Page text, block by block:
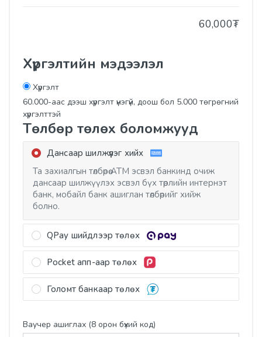
60,000₮
Хүргэлтийн мэдээлэл
Хүргэлт
60.000-аас дээш хүргэлт үнэгүй, доош бол 5.000 төгрөгний
хүргэлттэй
Төлбөр төлөх боломжууд
Дансаар шилжүүлэг хийх
Та захиалгын төлбөрөө АТМ эсвэл банкинд очиж
дансаар шилжүүлэх эсвэл бүх төрлийн интернэт
банк, мобайл банк ашиглан төлбөрийг хийж
болно.
QPay шийдлээр төлөх
Хаан банк, Хас банк, Төрийн банк, Улаанбаатар
банк, Худалдаа хөгжлийн банк, Most money
үйлчилгээний хэрэглэгчид QPay ашиглан төлбөр
тооцоо хийх боломжтой.
Pocket апп-аар төлөх
Та өөрийн pocket апп руу нэвтэрч төлбөр төлөлтийг
үргэлжлүүлнэ үү. Pocket Zero ашиглан
худалдан авалт хийх үед үнийн дүнгийн бэлэг
Голомт банкаар төлөх
ашиглан төлбөр төлөх боломжтой. Мөн Монгол улсад
үйлчилж байгаа бүх банкны картыг Голомт
Ваучер ашиглах (8 орон бүхий код)